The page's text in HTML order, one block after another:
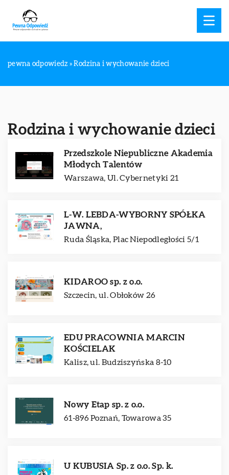
pewna odpowiedz »Rodzina i wychowanie dzieci
Rodzina i wychowanie dzieci
Przedszkole Niepubliczne Akademia
Młodych Talentów
Warszawa, Ul. Cybernetyki 21
L-W. LEBDA-WYBORNY SPÓŁKA
JAWNA,
Ruda Śląska, Plac Niepodległości 5/1
KIDAROO sp. z o.o.
Szczecin, ul. Obłoków 26
EDU PRACOWNIA MARCIN
KOŚCIELAK
Kalisz, ul. Budziszyńska 8-10
Nowy Etap sp. z o.o.
61-896 Poznań, Towarowa 35
U KUBUSIA Sp. z o.o. Sp. k.